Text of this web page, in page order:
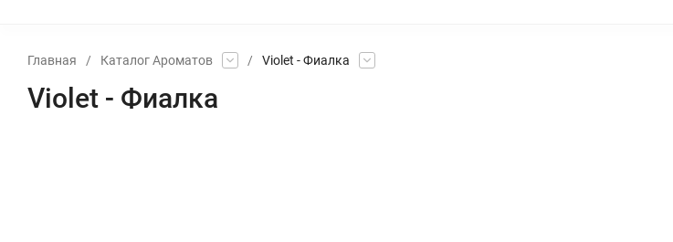
Главная / Каталог Ароматов / Violet - Фиалка
Violet - Фиалка